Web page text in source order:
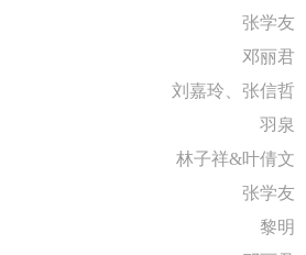
张学友
邓丽君
刘嘉玲、张信哲
羽泉
林子祥&叶倩文
张学友
黎明